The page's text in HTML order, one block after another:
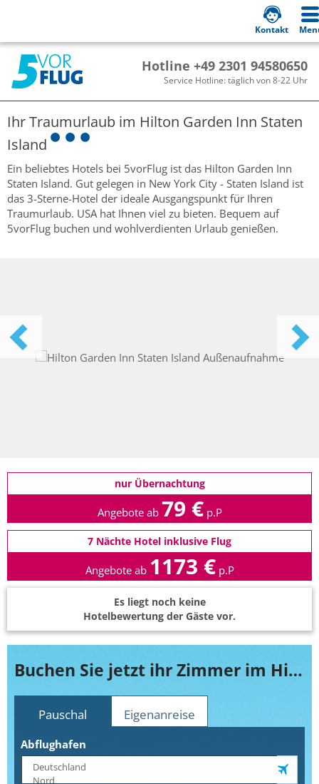
Hotline +49 2301 94580650
Service Hotline: täglich von 8-22 Uhr
Kontakt
Ihr Traumurlaub im Hilton Garden Inn Staten
Island
Ein beliebtes Hotels bei 5vorFlug ist das Hilton Garden Inn
Staten Island. Gut gelegen in New York City - Staten Island ist
das 3-Sterne-Hotel der ideale Ausgangspunkt für Ihren
Traumurlaub. USA hat Ihnen viel zu bieten. Bequem auf
5vorFlug buchen und wohlverdienten Urlaub genießen.
nur Übernachtung
Angebote ab 79 € p.P
7 Nächte Hotel inklusive Flug
Angebote ab 1173 € p.P
Es liegt noch keine
Hotelbewertung der Gäste vor.
Buchen Sie jetzt ihr Zimmer im Hilton Garden Inn Staten Island
Pauschal Eigenanreise
Abflughafen